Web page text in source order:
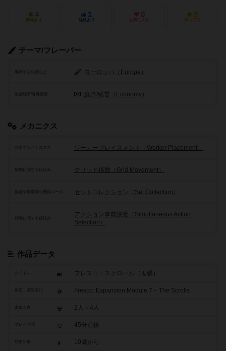
4
興味あり
1
経験あり
0
お気に入り
3
持ってる
テーマ/フレーバー
地域や文化圏など ヨーロッパ（Europe）
政治経済/各種産業 経済/経営（Economy）
メカニクス
頻出するメカニクス ワーカープレイスメント（Worker Placement）
移動に関する仕組み グリッド移動（Grid Movement）
セットコレクション（Set Collection）
行動に関する仕組み
アクション事前決定（Simultaneous Action
Selection）
作品データ
タイトル フレスコ：スクロール（拡張）
Fresco: Expansion Module 7 – The Scrolls
参加人数 2人～4人
45分前後
10歳から